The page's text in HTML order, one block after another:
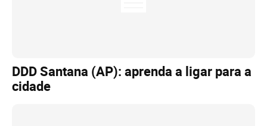
DDD Santana (AP): aprenda a ligar para a
cidade